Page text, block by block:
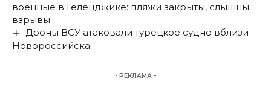
военные в Геленджике: пляжи закрыты, слышны
взрывы
Дроны ВСУ атаковали турецкое судно вблизи
Новороссийска
- РЕКЛАМА -